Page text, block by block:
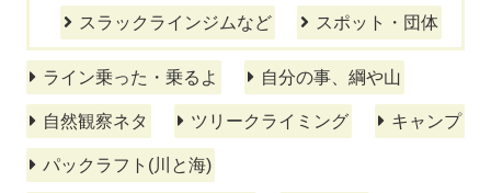
スラックラインジムなど スポット・団体
ライン乗った・乗るよ 自分の事、綱や山
自然観察ネタ ツリークライミング キャンプ
パックラフト(川と海)